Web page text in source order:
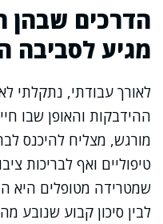
הדרכים שבהן
מגיע לסביבה
לאורך עבודתי, נתקלתי
ההידבקות והאופן שבו
מורגש, מצליח להיכנס
טיפוליים ואף לבריכות
שמטרידה מטופלים היא
לבין סיכון קבוע שנובע